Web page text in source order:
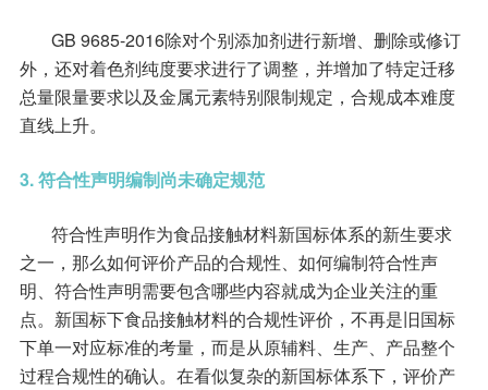
GB 9685-2016除对个别添加剂进行新增、删除或修订
外，还对着色剂纯度要求进行了调整，并增加了特定迁移
总量限量要求以及金属元素特别限制规定，合规成本难度
直线上升。
3. 符合性声明编制尚未确定规范
符合性声明作为食品接触材料新国标体系的新生要求
之一，那么如何评价产品的合规性、如何编制符合性声
明、符合性声明需要包含哪些内容就成为企业关注的重
点。新国标下食品接触材料的合规性评价，不再是旧国标
下单一对应标准的考量，而是从原辅料、生产、产品整个
过程合规性的确认。在看似复杂的新国标体系下，评价产